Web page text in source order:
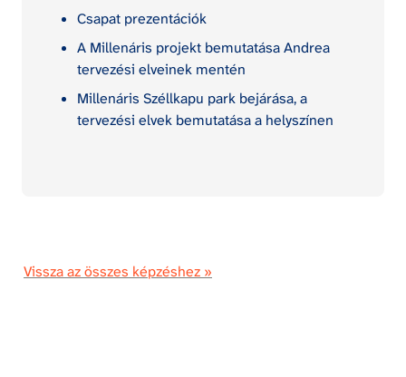
Csapat prezentációk
A Millenáris projekt bemutatása Andrea
tervezési elveinek mentén
Millenáris Széllkapu park bejárása, a
tervezési elvek bemutatása a helyszínen
Vissza az összes képzéshez »